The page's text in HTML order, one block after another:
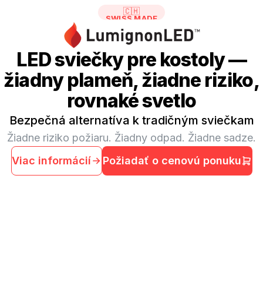
🇨🇭
SWISS MADE
LED sviečky pre kostoly —
žiadny plameň, žiadne riziko,
rovnaké svetlo
Bezpečná alternatíva k tradičným sviečkam
Žiadne riziko požiaru. Žiadny odpad. Žiadne sadze.
Viac informácií
Požiadať o cenovú ponuku